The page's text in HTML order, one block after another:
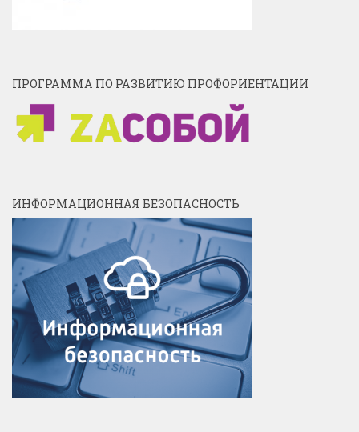
ПРОГРАММА ПО РАЗВИТИЮ ПРОФОРИЕНТАЦИИ
ИНФОРМАЦИОННАЯ БЕЗОПАСНОСТЬ